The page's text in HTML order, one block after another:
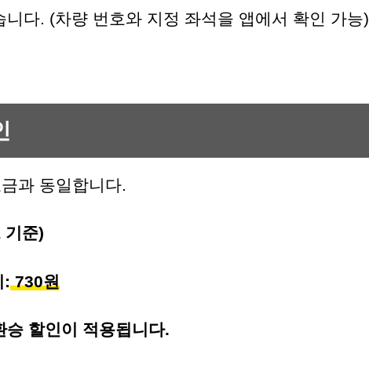
니다. (차량 번호와 지정 좌석을 앱에서 확인 가능)
과 동일합니다.
기준)
:730원
할인이 적용됩니다.